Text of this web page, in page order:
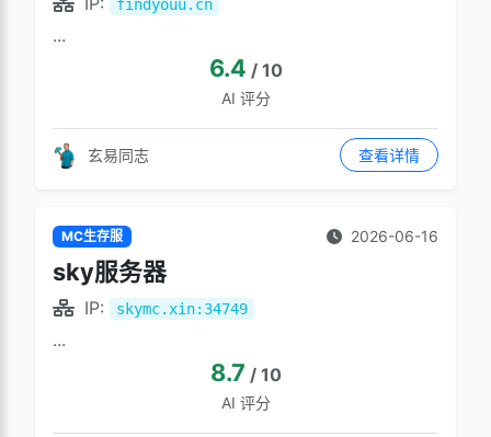
findyouu.cn
...
6.4 / 10
AI 评分
玄易同志 查看详情
MC生存服 2026-06-16
sky服务器
IP: skymc.xin:34749
...
8.7 / 10
AI 评分